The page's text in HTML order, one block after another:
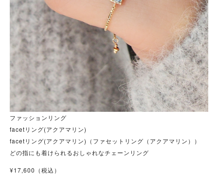
ファッションリング
facetリング(アクアマリン)
facetリング(アクアマリン)（ファセットリング（アクアマリン））
どの指にも着けられるおしゃれなチェーンリング
¥17,600（税込）